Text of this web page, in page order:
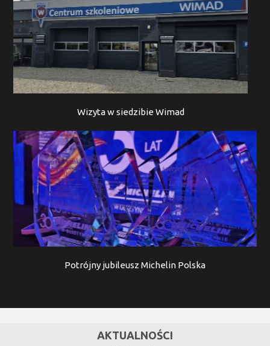
Wizyta w siedzibie Wimad
Potrójny jubileusz Michelin Polska
AKTUALNOŚCI